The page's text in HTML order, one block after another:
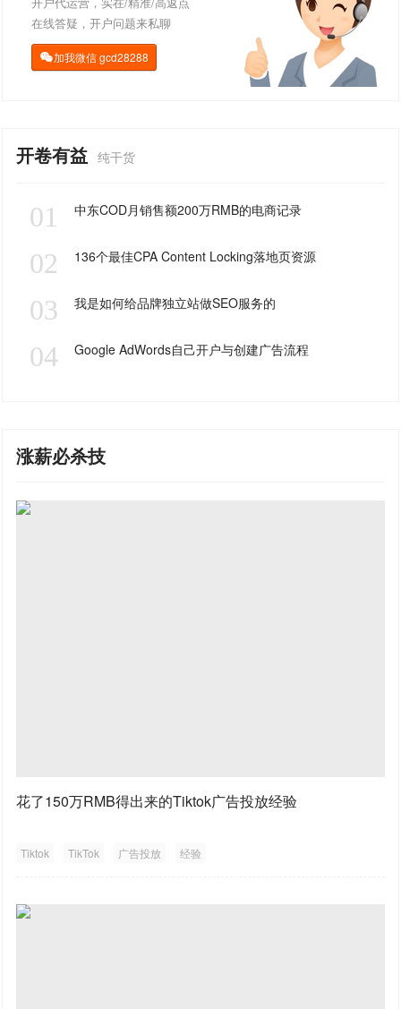
在线答疑，开户问题来私聊
加我微信gcd28288
开卷有益 纯干货
01 中东COD月销售额200万RMB的电商记录
02 136个最佳CPA Content Locking落地页资源
03 我是如何给品牌独立站做SEO服务的
04 Google AdWords自己开户与创建广告流程
涨薪必杀技
花了150万RMB得出来的Tiktok广告投放经验
Tiktok TikTok 广告投放 经验